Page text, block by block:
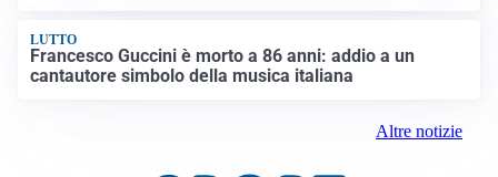
LUTTO
Francesco Guccini è morto a 86 anni: addio a un
cantautore simbolo della musica italiana
Altre notizie